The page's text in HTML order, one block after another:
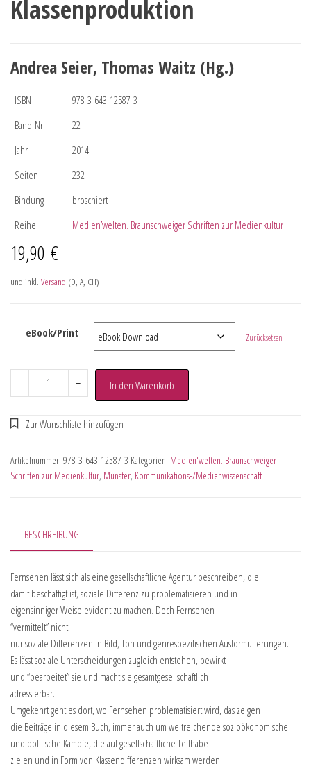
Klassenproduktion
Andrea Seier, Thomas Waitz (Hg.)
ISBN
978-3-643-12587-3
Band-Nr.
22
Jahr
2014
Seiten
232
Bindung
broschiert
Reihe
Medien’welten. Braunschweiger Schriften zur Medienkultur
19,90 €
und inkl. Versand (D, A, CH)
eBook/Print Zurücksetzen
- + In den Warenkorb
Artikelnummer: 978-3-643-12587-3 Kategorien: Medien'welten. Braunschweiger
Schriften zur Medienkultur, Münster, Kommunikations-/Medienwissenschaft
BESCHREIBUNG
Fernsehen lässt sich als eine gesellschaftliche Agentur beschreiben, die
damit beschäftigt ist, soziale Differenz zu problematisieren und in
eigensinniger Weise evident zu machen. Doch Fernsehen
“vermittelt” nicht
nur soziale Differenzen in Bild, Ton und genrespezifischen Ausformulierungen.
Es lässt soziale Unterscheidungen zugleich entstehen, bewirkt
und “bearbeitet” sie und macht sie gesamtgesellschaftlich
adressierbar.
Umgekehrt geht es dort, wo Fernsehen problematisiert wird, das zeigen
die Beiträge in diesem Buch, immer auch um weitreichende sozioökonomische
und politische Kämpfe, die auf gesellschaftliche Teilhabe
zielen und in Form von Klassendifferenzen wirksam werden.